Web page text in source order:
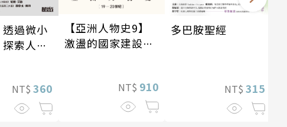
過微小
索人生
NT$ 360
【亞洲人物史9】
激盪的國家建設
NT$ 910
多巴胺聖經
NT$ 315